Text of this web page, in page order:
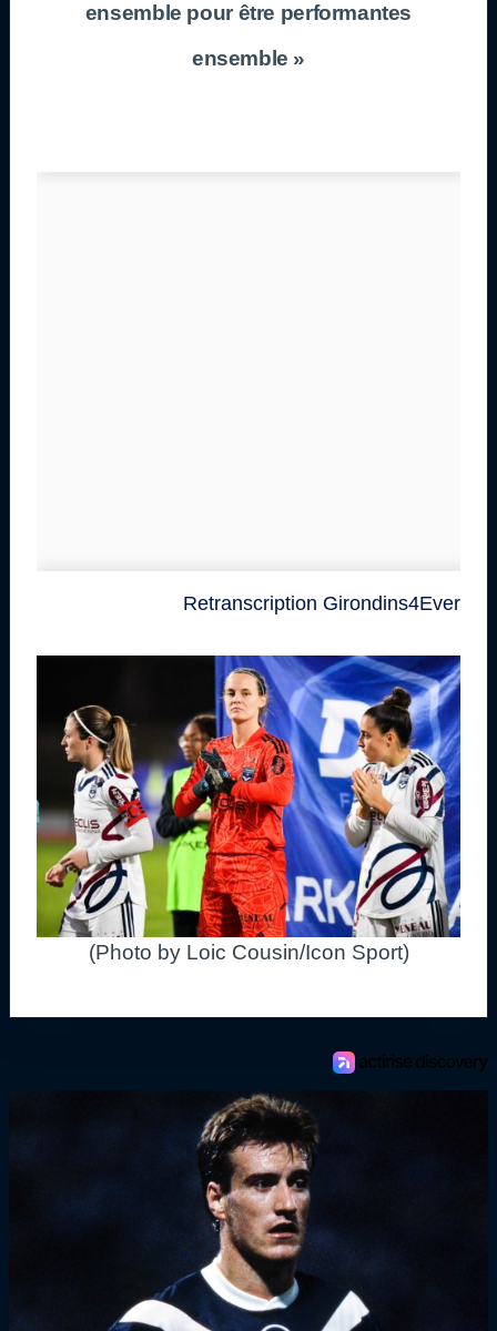
ensemble pour être performantes
ensemble »
Retranscription Girondins4Ever
(Photo by Loic Cousin/Icon Sport)